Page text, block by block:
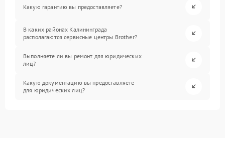
Какую гарантию вы предоставляете?
В каких районах Калининграда
располагаются сервисные центры Brother?
Выполняете ли вы ремонт для юридических
лиц?
Какую документацию вы предоставляете
для юридических лиц?